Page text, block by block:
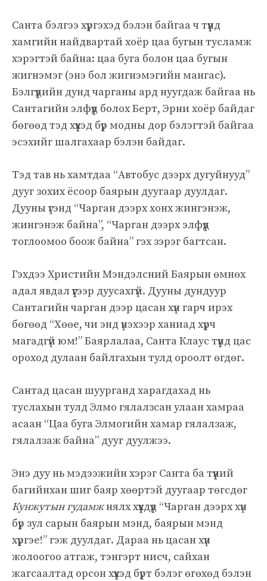
Санта бэлгээ хүргэхэд бэлэн байгаа ч түүнд
хамгийн найдвартай хоёр цаа бугын тусламж
хэрэгтэй байна: цаа буга болон цаа бугын
жигнэмэг (энэ бол жигнэмэгийн мангас).
Бэлгүүдийн дунд чарганы ард нуугдаж байгаа нь
Сантагийн элфүүд болох Берт, Эрни хоёр байдаг
бөгөөд тэд хүүхэд бүр модны дор бэлэгтэй байгаа
эсэхийг шалгахаар бэлэн байдаг.
Тэд тав нь хамтдаа “Автобус дээрх дугуйнууд”
дууг зохих ёсоор баярын дуугаар дуулдаг.
Дууны үгэнд “Чарган дээрх хонх жингэнэж,
жингэнэж байна”, “Чарган дээрх элфүүд
тоглоомоо боож байна” гэх зэрэг багтсан.
Гэхдээ Христийн Мэндэлсний Баярын өмнөх
адал явдал үүгээр дуусахгүй. Дууны дундуур
Сантагийн чарган дээр цасан хүн гарч ирэх
бөгөөд “Хөөе, чи энд үнэхээр ханиад хүрч
магадгүй юм!” Баярлалаа, Санта Клаус түүнд цас
ороход дулаан байлгахын тулд ороолт өгдөг.
Сантад цасан шуурганд харагдахад нь
туслахын тулд Элмо гялалзсан улаан хамраа
асаан “Цаа буга Элмогийн хамар гялалзаж,
гялалзаж байна” дууг дуулжээ.
Энэ дуу нь мэдээжийн хэрэг Санта ба түүний
багийнхан шиг баяр хөөртэй дуугаар төгсдөг
Кунжутын гудамжнялх хүүхдүүд “Чарган дээрх хүн
бүр зул сарын баярын мэнд, баярын мэнд
хүргэе!” гэж дуулдаг. Дараа нь цасан хүн
жолоогоо атгаж, тэнгэрт нисч, сайхан
жагсаалтад орсон хүүхэд бүрт бэлэг өгөхөд бэлэн